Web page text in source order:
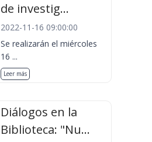
de investig...
2022-11-16 09:00:00
Se realizarán el miércoles
16 ...
Leer más
Diálogos en la
Biblioteca: "Nu...